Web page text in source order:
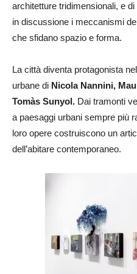
architetture tridimensionali, e di
in discussione i meccanismi
che sfidano spazio e forma.
La città diventa protagonista
urbane di Nicola Nannini,
Tomàs Sunyol. Dai tramonti
a paesaggi urbani sempre più
loro opere costruiscono un
dell’abitare contemporaneo.